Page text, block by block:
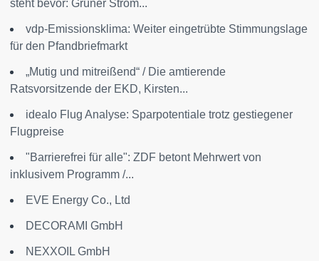
steht bevor: Grüner Strom...
vdp-Emissionsklima: Weiter eingetrübte Stimmungslage
für den Pfandbriefmarkt
„Mutig und mitreißend“ / Die amtierende
Ratsvorsitzende der EKD, Kirsten...
idealo Flug Analyse: Sparpotentiale trotz gestiegener
Flugpreise
"Barrierefrei für alle": ZDF betont Mehrwert von
inklusivem Programm /...
EVE Energy Co., Ltd
DECORAMI GmbH
NEXXOIL GmbH